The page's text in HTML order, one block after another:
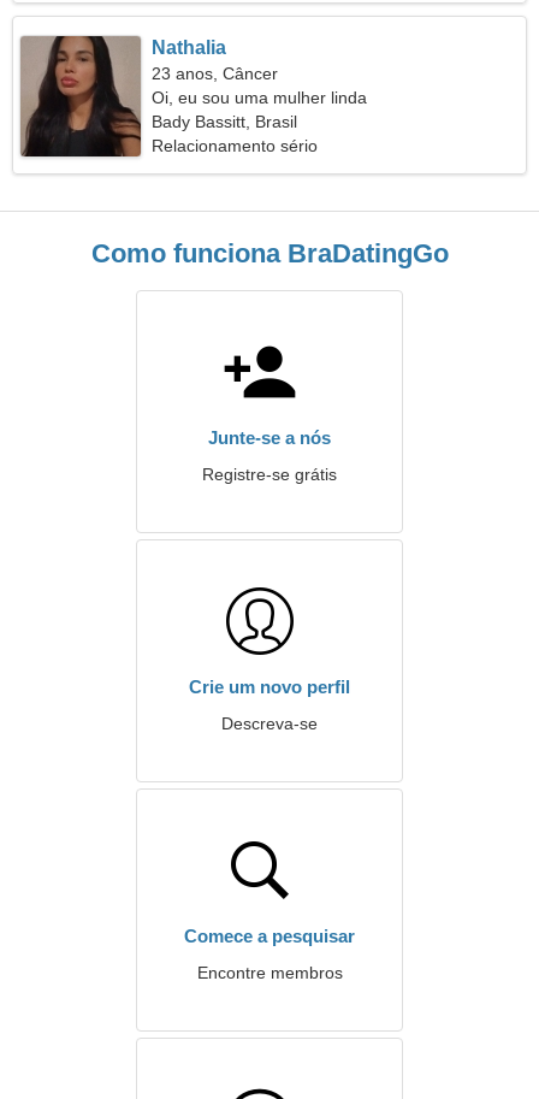
Nathalia
23 anos, Câncer
Oi, eu sou uma mulher linda
Bady Bassitt, Brasil
Relacionamento sério
Como funciona BraDatingGo
Junte-se a nós
Registre-se grátis
Crie um novo perfil
Descreva-se
Comece a pesquisar
Encontre membros